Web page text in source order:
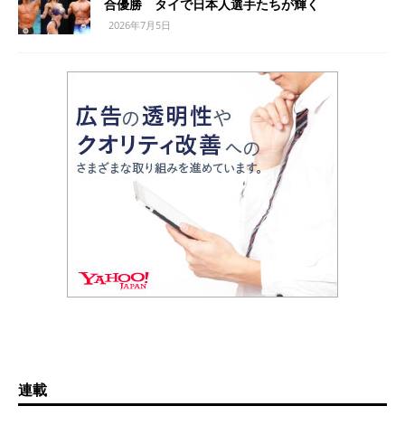
合優勝 タイで日本人選手たちが輝く
2026年7月5日
連載